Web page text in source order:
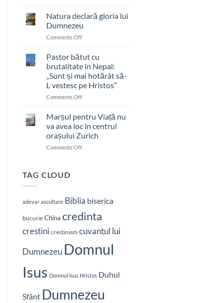
nostru
care
ești
în
Natura declară gloria lui
Dumnezeu
Comments Offon
declară
gloria
lui
Dumnezeu
Pastor bătut cu
brutalitate în Nepal:
„Sunt și mai hotărât să-
L vestesc pe Hristos”
Comments Offon
bătut
cu
brutalitate
în
Nepal:
L
pe
Marșul pentru Viață nu
va avea loc în centrul
orașului Zurich
Comments Offon
avea
loc
în
orașului
TAG CLOUD
adevar ascultare Biblia biserica
bucurie China credinta
crestini crestinism cuvantul lui
Dumnezeu Domnul
Isus Domnul Isus Hristos Duhul
Sfânt Dumnezeu